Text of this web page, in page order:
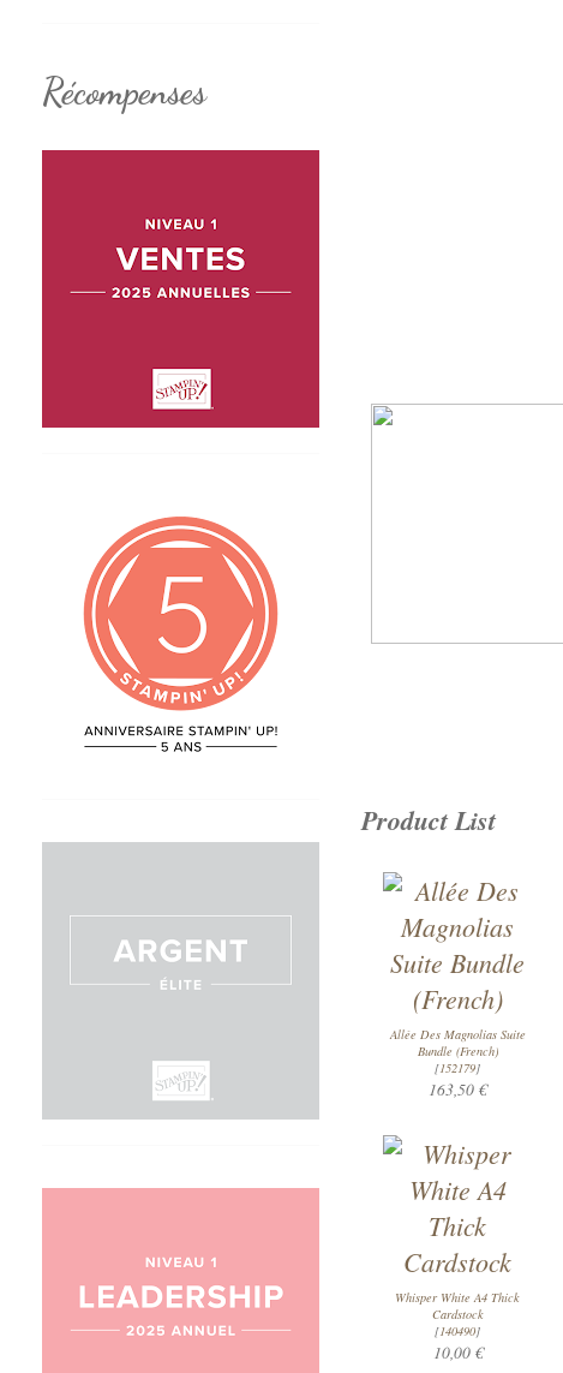
Product List
Allée Des Magnolias Suite
Bundle (French)
[152179]
163,50 €
Whisper White A4 Thick
Cardstock
[140490]
10,00 €
Récompenses